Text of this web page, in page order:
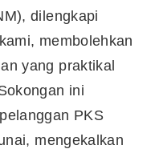
dilengkapi
membolehkan
yang praktikal
ini
PKS
mengekalkan